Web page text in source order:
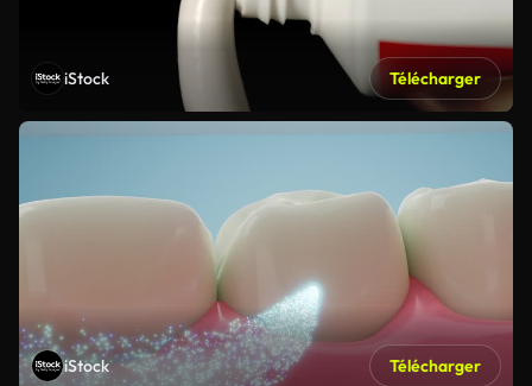
iStock Télécharger
iStock Télécharger